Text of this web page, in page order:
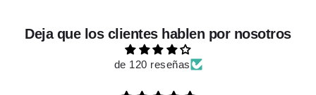
Deja que los clientes hablen por nosotros
de 120 reseñas